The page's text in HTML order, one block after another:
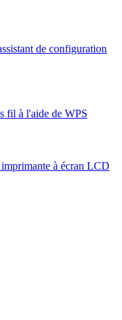
de configuration
fil à l'aide de WPS
à écran LCD